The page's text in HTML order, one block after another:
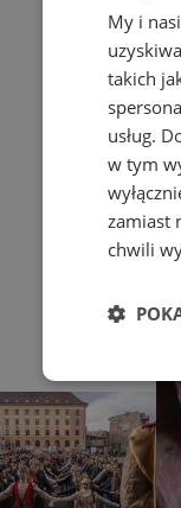
My i
takich
usług.
w tym
zamiast
chwili